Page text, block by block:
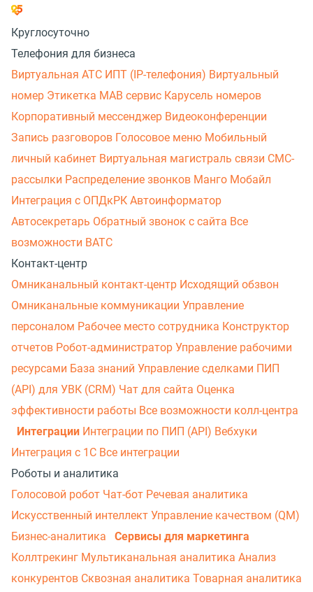
Круглосуточно
Телефония для бизнеса
Виртуальная АТС ИПТ (IP-телефония) Виртуальный
номер Этикетка МАВ сервис Карусель номеров
Корпоративный мессенджер Видеоконференции
Запись разговоров Голосовое меню Мобильный
личный кабинет Виртуальная магистраль связи СМС-
рассылки Распределение звонков Манго Мобайл
Интеграция с ОПДкРК Автоинформатор
Автосекретарь Обратный звонок с сайта Все
возможности ВАТС
Контакт-центр
Омниканальный контакт-центр Исходящий обзвон
Омниканальные коммуникации Управление
персоналом Рабочее место сотрудника Конструктор
отчетов Робот-администратор Управление рабочими
ресурсами База знаний Управление сделками ПИП
(API) для УВК (CRM) Чат для сайта Оценка
эффективности работы Все возможности колл-центра
Интеграции Интеграции по ПИП (API) Вебхуки
Интеграция с 1С Все интеграции
Роботы и аналитика
Голосовой робот Чат-бот Речевая аналитика
Искусственный интеллект Управление качеством (QM)
Бизнес-аналитика
Сервисы для маркетинга
Коллтрекинг Мультиканальная аналитика Анализ
конкурентов Сквозная аналитика Товарная аналитика